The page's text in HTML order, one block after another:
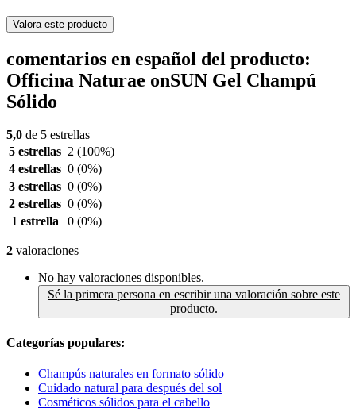
Valora este producto
comentarios en español del producto:
Officina Naturae onSUN Gel Champú
Sólido
5,0 de 5 estrellas
5 estrellas 2 (100%)
4 estrellas 0 (0%)
3 estrellas 0 (0%)
2 estrellas 0 (0%)
1 estrella
0 (0%)
2 valoraciones
No hay valoraciones disponibles.
Sé la primera persona en escribir una valoración sobre este
producto.
Categorías populares:
Champús naturales en formato sólido
Cuidado natural para después del sol
Cosméticos sólidos para el cabello